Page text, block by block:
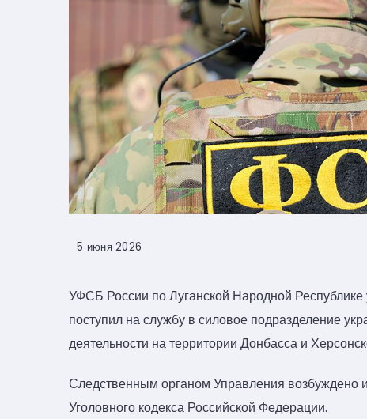
5 июня 2026
УФСБ России по Луганской Народной Республике
поступил на службу в силовое подразделение
деятельности на территории Донбасса и
Следственным органом Управления возбуждено
Уголовного кодекса Российской Федерации.